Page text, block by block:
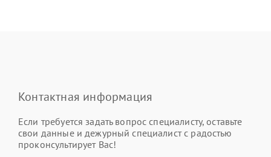
Контактная информация
Если требуется задать вопрос специалисту, оставьте
свои данные и дежурный специалист с радостью
проконсультирует Вас!